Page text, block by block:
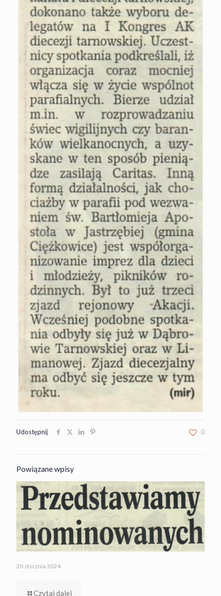
Udostępnij 0
Powiązane wpisy
20 stycznia 2024
Czytaj dalej